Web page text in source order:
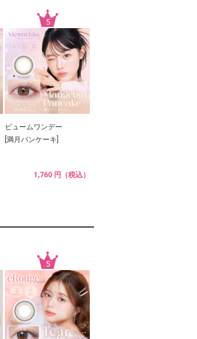
ビュームワンデー
[満月パンケーキ]
1,760 円（税込）